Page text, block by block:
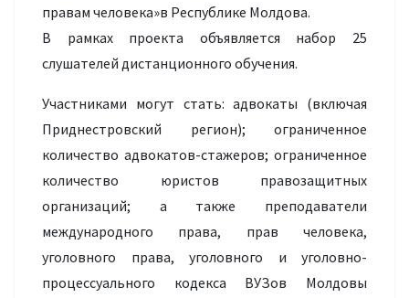
правам человека»в Республике Молдова.
В рамках проекта объявляется набор 25
слушателей дистанционного обучения.
Участниками могут стать: адвокаты (включая
Приднестровский регион); ограниченное
количество адвокатов-стажеров; ограниченное
количество юристов правозащитных
организаций; а также преподаватели
международного права, прав человека,
уголовного права, уголовного и уголовно-
процессуального кодекса ВУЗов Молдовы